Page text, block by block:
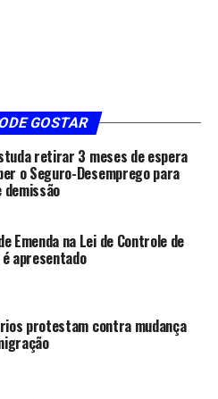
GOSTAR
retirar 3 meses de espera
o Seguro-Desemprego para
demissão
Emenda na Lei de Controle de
apresentado
protestam contra mudança